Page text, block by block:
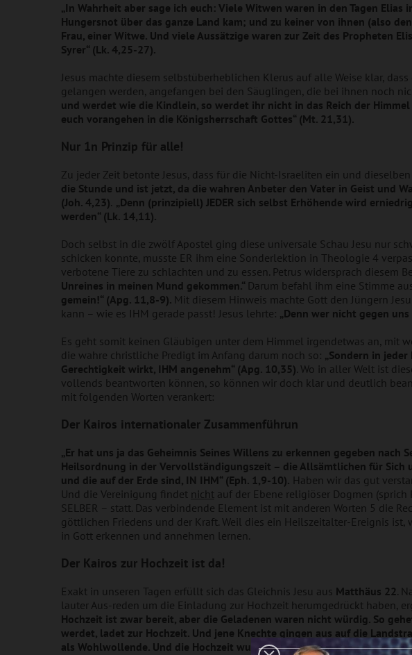
„In Wahrheit aber sage ich euch: Viele Witwen waren in den Tagen
Hungersnot über das ganze Land kam; und zu keiner von ihnen (also
Frau, einer Witwe. Und viele Aussätzige waren zur Zeit des Propheten
Syrer“ (Lk. 4,25-27).
Jesus machte diesem selbstüberheblichen Klerus auf alle Weise klar,
gelangen werden, angefangen bei den Säuglingen, die bei ihnen noch
und werdet wie die Kindlein, so werdet ihr nicht in das Reich der Himmel
euch vorangehen in die Königsherrschaft Gottes“ (Mt. 21,31).
Nur 1n Prinzip für alle!
Zu jeder Zeit betonte Jesus, dass für die Nicht-Israeliten ein und
die Stunde und ist jetzt, da die wahren Anbeter den Vater in Geist und
(Joh. 4,23). „Denn (prinzipiell) JEDER sich selbst Erhöhende wird
werden“ (Lk. 14,11).
Doch selbst in die zwölf Apostel ging diese universale Schau Jesu nur
schicken konnte, musste ER ihm eine Sonderlektion in Theologie 4
verbotene Tiere zu schlachten und zu essen. Petrus widersprach diesem
Unreines in meinen Mund gekommen.“ Darum befahl ihm eine Stimme
gemein!“ (Apg. 11,8-9). Mit diesem Hinweis machte Gott den Jüngern
kann – wie es IHM gerade passt! Jesus lehrte: „Denn wer nicht gegen
Es geht somit keinen Gläubigen unter dem Himmel irgendetwas an, mit
die wahre christliche Predigt im Anfang darum noch so: „Sondern in
Gerechtigkeit wirkt, IHM angenehm“ (Apg. 10,35). Wo in aller Welt ist
vollends beantworten können, so können wir doch klar und deutlich
mit folgenden Worten verankert:
Der Kairos internationaler Zusammenführun
„Er hat uns ja das Geheimnis Seines Willens zu erkennen gegeben
Heilsordnung in der Vervollständigungszeit – die Allsämtlichen für
und die auf der Erde sind, IN IHM“ (Eph. 1,9-10). Haben wir das gut
Und die Vereinigung findet nicht auf der Ebene religiöser Dogmen
SELBER – statt. Das verbindende Element ist mit anderen Worten 5 die
göttlichen Friedens und der Kraft. Weil dies ein Heilszeitalter-Ereignis
in Gott erkennen und annehmen lernen.
Der Kairos zur Hochzeit ist da!
Exakt in unseren Tagen erfüllt sich das Gleichnis Jesu aus Matthäus 22.
lauter Aus-reden um die Einladung zur Hochzeit herumgedrückt haben,
Hochzeit ist zwar bereit, aber die Geladenen waren nicht würdig. So
werdet, ladet zur Hochzeit. Und jene Knechte gingen aus auf die
als Wohlwollende. Und die Hochzeit wurde voll von Gästen“ (Mt. 22,8-